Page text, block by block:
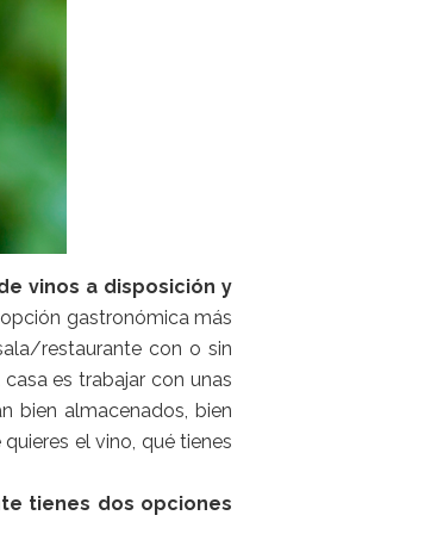
vinos a disposición y
gastronómica más
restaurante con o sin
es trabajar con unas
bien almacenados, bien
el vino, qué tienes
tienes dos opciones